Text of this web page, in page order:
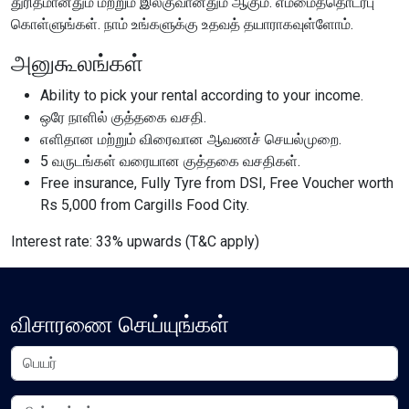
கொள்ளுங்கள். நாம் உங்களுக்கு உதவத் தயாராகவுள்ளோம்.
அனுகூலங்கள்
Ability to pick your rental according to your income.
ஒரே நாளில் குத்தகை வசதி.
எளிதான மற்றும் விரைவான ஆவணச் செயல்முறை.
5 வருடங்கள் வரையான குத்தகை வசதிகள்.
Free insurance, Fully Tyre from DSI, Free Voucher worth
Rs 5,000 from Cargills Food City.
Interest rate: 33% upwards (T&C apply)
விசாரணை செய்யுங்கள்
Content Adjustments
expand_more Default expand_less
Readable Font Highlight Titles
Highlight Links Text Magnifier